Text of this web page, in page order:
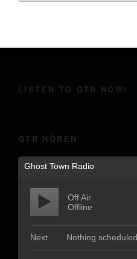
LISTEN TO GTR NOW!
GTR HÖREN